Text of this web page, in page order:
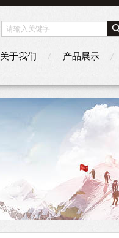
关于我们 产品展示